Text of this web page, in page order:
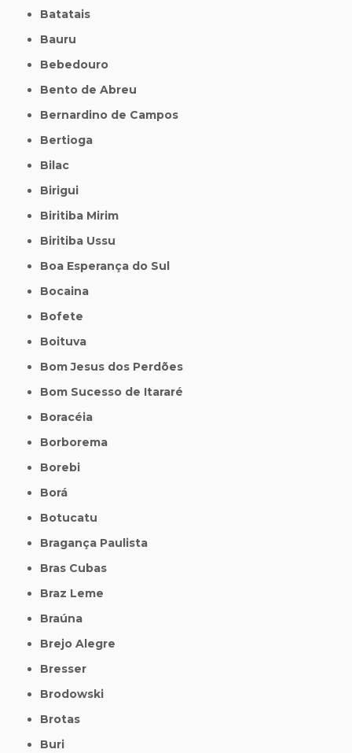
Batatais
Bauru
Bebedouro
Bento de Abreu
Bernardino de Campos
Bertioga
Bilac
Birigui
Biritiba Mirim
Biritiba Ussu
Boa Esperança do Sul
Bocaina
Bofete
Boituva
Bom Jesus dos Perdões
Bom Sucesso de Itararé
Boracéia
Borborema
Borebi
Borá
Botucatu
Bragança Paulista
Bras Cubas
Braz Leme
Braúna
Brejo Alegre
Bresser
Brodowski
Brotas
Buri